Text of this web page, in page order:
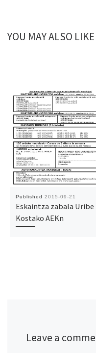
YOU MAY ALSO LIKE
Published 2015-09-21
Eskaintza zabala Uribe
Kostako AEKn
Leave a